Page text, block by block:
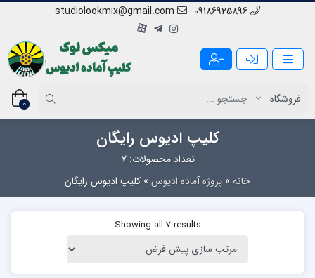
09186925896
studiolookmix@gmail.com
0
کلیپ ادیوس رایگان
تعداد محصولات: 7
خانه» پروژه آماده ادیوس» کلیپ ادیوس رایگان
Showing all 7 results